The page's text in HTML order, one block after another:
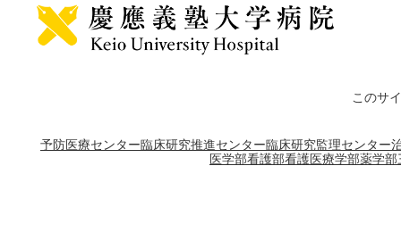
このサ
予防医療センター臨床研究推進センター臨床研究監理センター
医学部看護部看護医療学部薬学部